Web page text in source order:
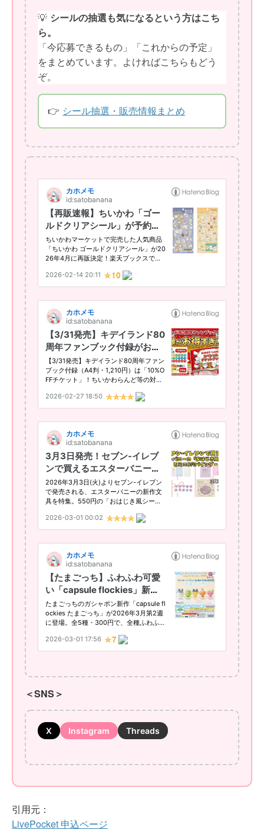
💡 シールの抽選も気になるという方はこち
ら。
「今応募できるもの」「これからの予定」
をまとめています。よければこちらもどう
ぞ。
👉 シール抽選・販売情報まとめ
＜SNS＞
X Instagram Threads
引用元：
LivePocket 申込ページ